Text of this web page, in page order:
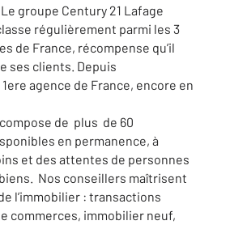
groupe Century 21 Lafage
régulièrement parmi les 3
de France, récompense qu’il
ses clients. Depuis
agence de France, encore en
de plus de 60
en permanence, à
et des attentes de personnes
Nos conseillers maîtrisent
l’immobilier : transactions
commerces, immobilier neuf,